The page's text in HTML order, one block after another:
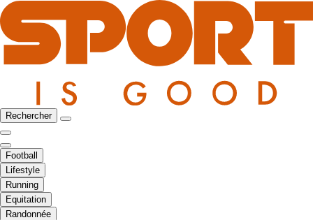
Rechercher
Football
Lifestyle
Running
Equitation
Randonnée